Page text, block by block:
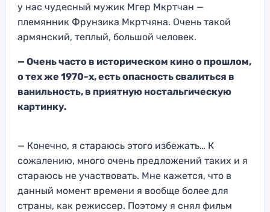
у нас чудесный мужик Мгер Мкртчан —
племянник Фрунзика Мкртчяна. Очень такой
армянский, теплый, большой человек.
— Очень часто в историческом кино о прошлом,
о тех же 1970-х, есть опасность свалиться в
ванильность, в приятную ностальгическую
картинку.
— Конечно, я стараюсь этого избежать… К
сожалению, много очень предложений таких и я
стараюсь не участвовать. Мне кажется, что в
данный момент времени я вообще более для
страны, как режиссер. Поэтому я снял фильм